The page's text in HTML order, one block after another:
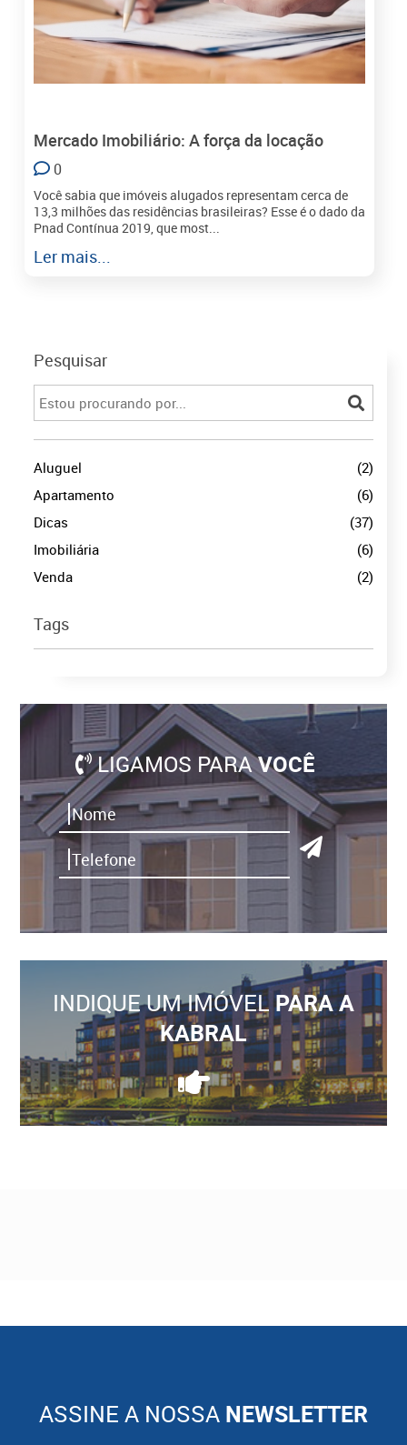
Mercado Imobiliário: A força da locação
0
Você sabia que imóveis alugados representam cerca de
13,3 milhões das residências brasileiras? Esse é o dado da
Pnad Contínua 2019, que most...
Ler mais...
Pesquisar
Aluguel
(2)
Apartamento
(6)
Dicas
(37)
Imobiliária
(6)
Venda
(2)
Tags
LIGAMOS PARAVOCÊ
INDIQUE UM IMÓVELPARA A
KABRAL
ASSINE A NOSSA NEWSLETTER